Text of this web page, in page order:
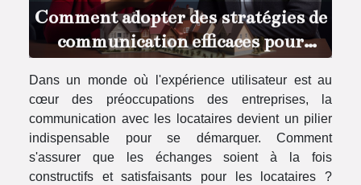
Comment adopter des stratégies de
communication efficaces pour
locataires et augmenter les
évaluations positives
Dans un monde où l'expérience utilisateur est au
cœur des préoccupations des entreprises, la
communication avec les locataires devient un pilier
indispensable pour se démarquer. Comment
s'assurer que les échanges soient à la fois
constructifs et satisfaisants pour les locataires ?